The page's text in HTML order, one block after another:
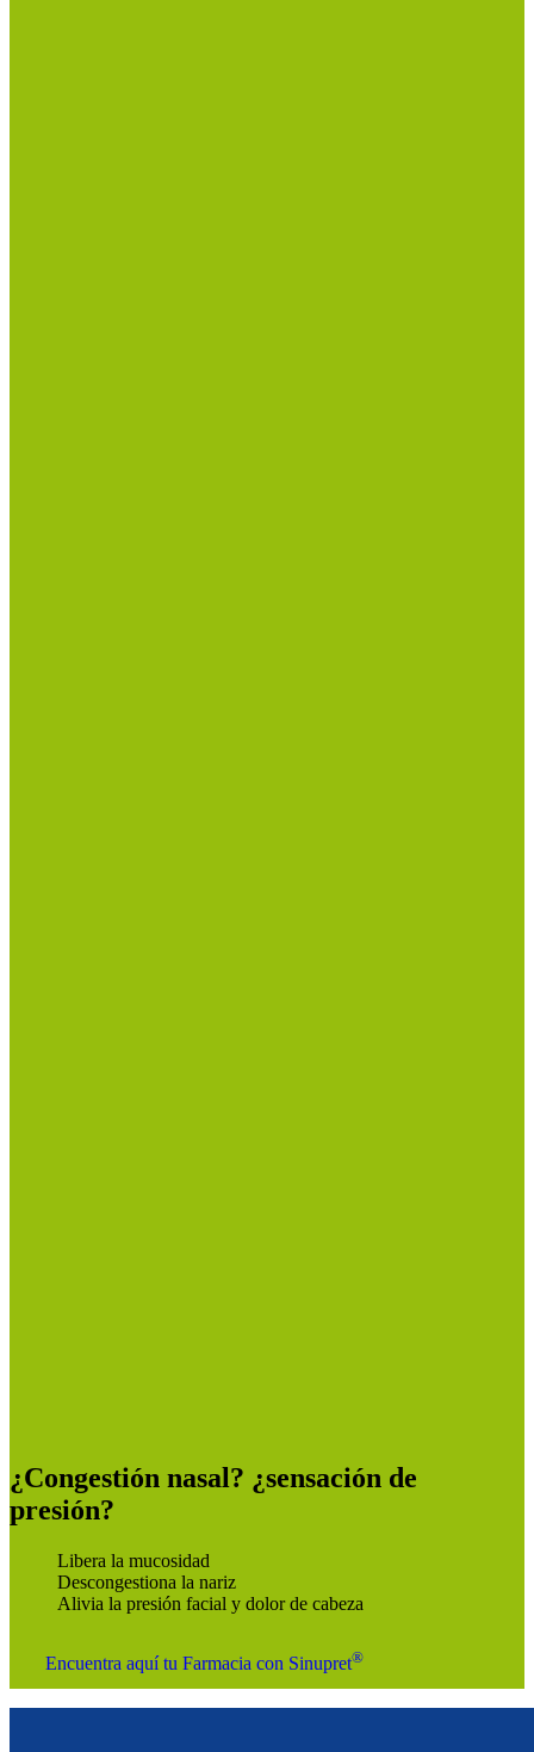
¿Congestión nasal? ¿sensación de
presión?
Libera la mucosidad
Descongestiona la nariz
Alivia la presión facial y dolor de cabeza
Encuentra aquí tu Farmacia con Sinupret®